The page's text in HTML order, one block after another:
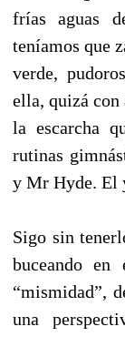
frías aguas
teníamos que
verde,
ella, quizá
la escarcha
rutinas
y Mr Hyde. El
Sigo sin
buceando en
“mismidad”,
una